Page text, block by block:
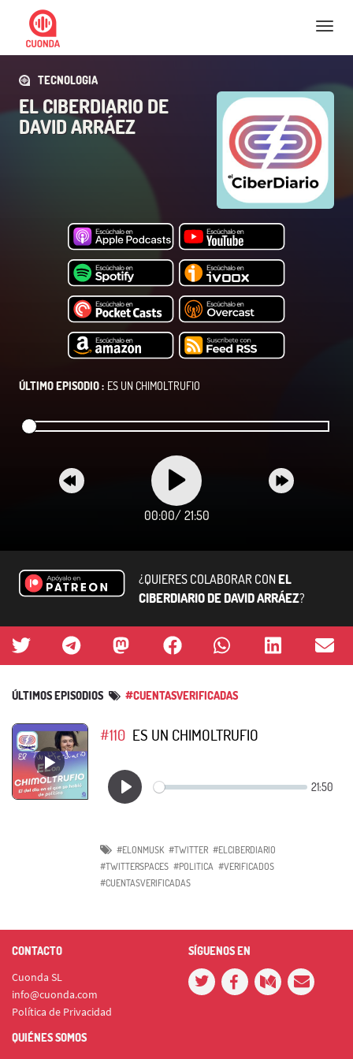
Nav
TECNOLOGIA
EL CIBERDIARIO DE
DAVID ARRÁEZ
ÚLTIMO EPISODIO : ES UN CHIMOLTRUFIO
00:00/ 21:50
¿QUIERES COLABORAR CONEL
CIBERDIARIO DE DAVID ARRÁEZ?
ÚLTIMOS EPISODIOS #CUENTASVERIFICADAS
#110 ES UN CHIMOLTRUFIO
#ELONMUSK #TWITTER #ELCIBERDIARIO
#TWITTERSPACES #POLITICA #VERIFICADOS
#CUENTASVERIFICADAS
CONTACTO
Cuonda SL
info@cuonda.com
Política de Privacidad
SÍGUENOS EN
QUIÉNES SOMOS